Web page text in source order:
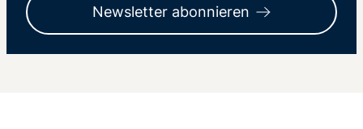
Newsletter abonnieren